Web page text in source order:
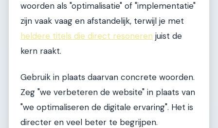
woorden als "optimalisatie" of "implementatie"
zijn vaak vaag en afstandelijk, terwijl je met
heldere titels die direct resoneren juist de
kern raakt.
Gebruik in plaats daarvan concrete woorden.
Zeg "we verbeteren de website" in plaats van
"we optimaliseren de digitale ervaring". Het is
directer en veel beter te begrijpen.